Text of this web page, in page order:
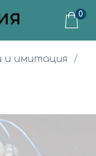
0
и имитация